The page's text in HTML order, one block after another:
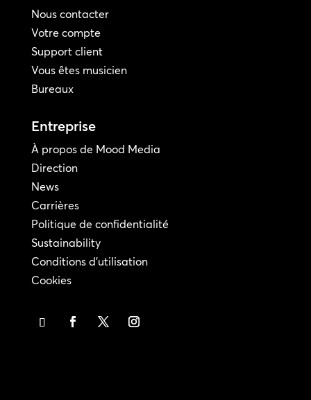
Nous contacter
Votre compte
Support client
Vous êtes musicien
Bureaux
Entreprise
À propos de Mood Media
Direction
News
Carrières
Politique de confidentialité
Sustainability
Conditions d'utilisation
Cookies